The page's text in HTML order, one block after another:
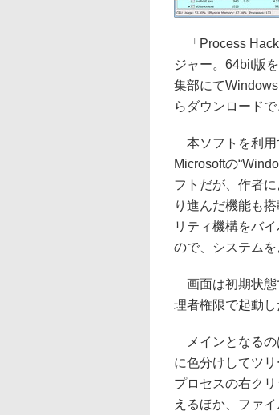
「Process
ジャー。64bit版
集部にて
らダウンロードで
本ソフトを利用
Microsoftの
フトだが、作者
り進んだ機能も
リティ機構をバ
ので、システム
画面は初期状態
理者権限で起動し
メインとなるの
に色分けしてツ
プロセスの右ク
えるほか、ファ